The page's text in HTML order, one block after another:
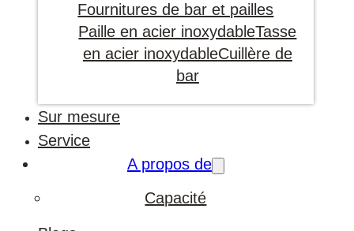
Fournitures de bar et pailles
Paille en acier inoxydableTasse
en acier inoxydableCuillère de
bar
Sur mesure
Service
A propos de
Capacité